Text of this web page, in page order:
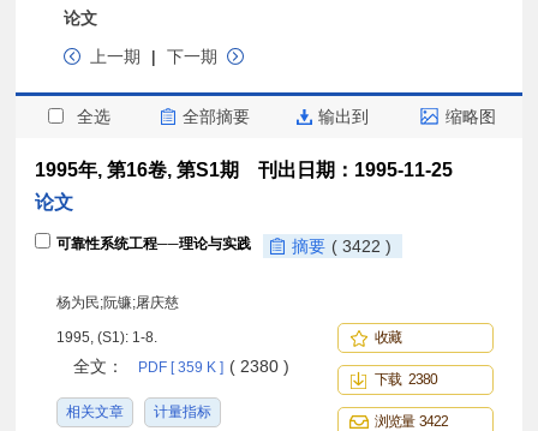
论文
上一期
| 下一期
全选 全部摘要 输出到 缩略图
1995年, 第16卷, 第S1期 刊出日期：1995-11-25
论文
可靠性系统工程──理论与实践 摘要 ( 3422 )
杨为民;阮镰;屠庆慈
1995, (S1): 1-8.
全文： PDF [ 359 K ] ( 2380 )
相关文章 计量指标
收藏
下载 2380
浏览量 3422